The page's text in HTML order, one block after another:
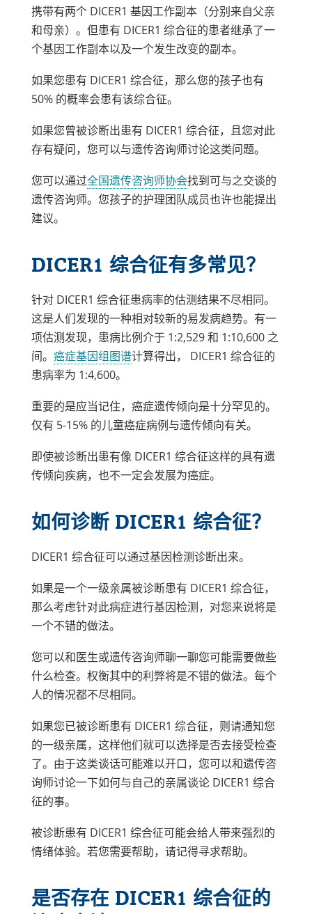
携带有两个 DICER1 基因工作副本（分别来自父亲
和母亲）。但患有 DICER1 综合征的患者继承了一
个基因工作副本以及一个发生改变的副本。
如果您患有 DICER1 综合征，那么您的孩子也有
50% 的概率会患有该综合征。
如果您曾被诊断出患有 DICER1 综合征，且您对此
存有疑问，您可以与遗传咨询师讨论这类问题。
您可以通过全国遗传咨询师协会链
接
窗
口
中
打
开
找到可与之交谈的
遗传咨询师。您孩子的护理团队成员也许也能提出
建议。
DICER1 综合征有多常见？
针对 DICER1 综合征患病率的估测结果不尽相同。
这是人们发现的一种相对较新的易发病趋势。有一
项估测发现，患病比例介于 1:2,529 和 1:10,600 之
间。 癌症基因组图谱链
新
窗
口
中
计算得出， DICER1 综合征的
患病率为 1:4,600。
重要的是应当记住，癌症遗传倾向是十分罕见的。
仅有 5-15% 的儿童癌症病例与遗传倾向有关。
即使被诊断出患有像 DICER1 综合征这样的具有遗
传倾向疾病，也不一定会发展为癌症。
如何诊断 DICER1 综合征？
DICER1 综合征可以通过基因检测诊断出来。
如果是一个一级亲属被诊断患有 DICER1 综合征，
那么考虑针对此病症进行基因检测，对您来说将是
一个不错的做法。
您可以和医生或遗传咨询师聊一聊您可能需要做些
什么检查。权衡其中的利弊将是不错的做法。每个
人的情况都不尽相同。
如果您已被诊断患有 DICER1 综合征，则请通知您
的一级亲属，这样他们就可以选择是否去接受检查
了。由于这类谈话可能难以开口，您可以和遗传咨
询师讨论一下如何与自己的亲属谈论 DICER1 综合
征的事。
被诊断患有 DICER1 综合征可能会给人带来强烈的
情绪体验。若您需要帮助，请记得寻求帮助。
是否存在 DICER1 综合征的